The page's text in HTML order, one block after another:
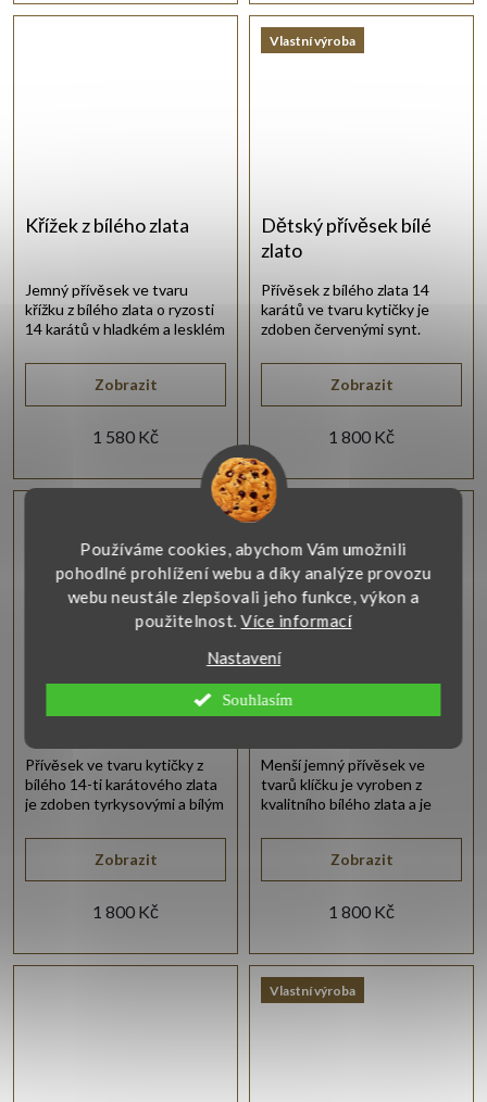
Používáme cookies, abychom Vám umožnili
pohodlné prohlížení webu a díky analýze provozu
webu neustále zlepšovali jeho funkce, výkon a
použitelnost.Více informací
Nastavení
Souhlasím
Křížek z bílého zlata
1 580 Kč
Zobrazit
Jemný přívěsek ve tvaru
křížku z bílého zlata o ryzosti
14 karátů v hladkém a lesklém
Vlastní výroba
Dětský přívěsek bílé
zlato
1 800 Kč
Zobrazit
Přívěsek z bílého zlata 14
karátů ve tvaru kytičky je
zdoben červenými synt.
Dětský přívěsek kytička
1 800 Kč
Zobrazit
Přívěsek ve tvaru kytičky z
bílého 14-ti karátového zlata
je zdoben tyrkysovými a bílým
Přívěsek bílé zlato
1 800 Kč
Zobrazit
Menší jemný přívěsek ve
tvarů klíčku je vyroben z
kvalitního bílého zlata a je
zirkony.
Vlastní výroba